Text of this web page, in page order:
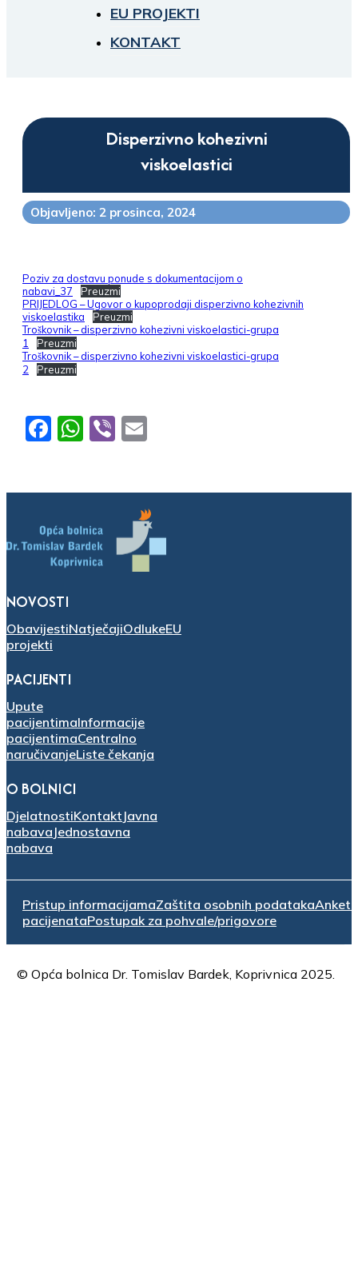
EU PROJEKTI
KONTAKT
Disperzivno kohezivni
viskoelastici
Objavljeno: 2 prosinca, 2024
Poziv za dostavu ponude s dokumentacijom o
nabavi_37
Preuzmi
PRIJEDLOG – Ugovor o kupoprodaji disperzivno kohezivnih
viskoelastika
Preuzmi
Troškovnik – disperzivno kohezivni viskoelastici-grupa
1
Preuzmi
Troškovnik – disperzivno kohezivni viskoelastici-grupa
2
Preuzmi
Facebook
WhatsApp
Viber
NOVOSTI
ObavijestiNatječajiOdlukeEU
projekti
PACIJENTI
Upute
pacijentimaInformacije
pacijentimaCentralno
naručivanjeListe čekanja
O BOLNICI
DjelatnostiKontakt Javna
nabava Jednostavna
nabava
Pristup informacijamaZaštita osobnih podatakaAnketa
pacijenataPostupak za pohvale/prigovore
© Opća bolnica Dr. Tomislav Bardek, Koprivnica 2025.